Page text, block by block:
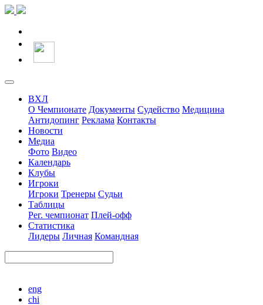
ВХЛ
О Чемпионате Документы Судейство Медицина
Антидопинг Реклама Контакты
Новости
Медиа
Фото Видео
Календарь
Клубы
Игроки
Игроки Тренеры Судьи
Таблицы
Рег. чемпионат Плей-офф
Статистика
Лидеры Личная Командная
eng
chi